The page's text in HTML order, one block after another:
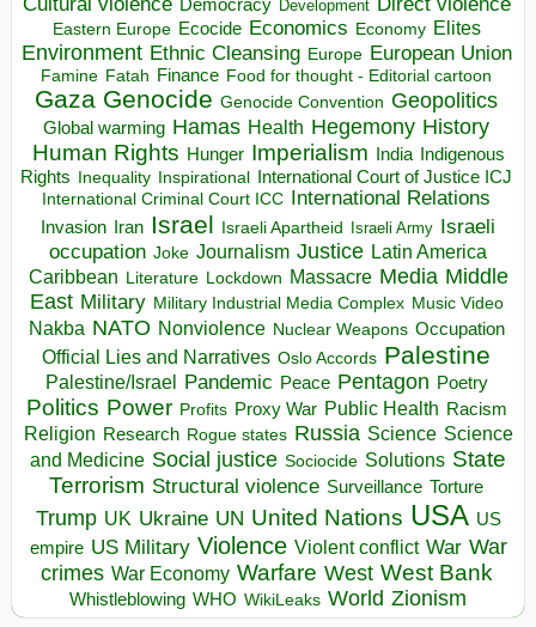
Development
Eastern Europe Ecocide Economics Economy Elites
Environment Ethnic Cleansing Europe European Union
Famine Fatah Finance Food for thought - Editorial cartoon
Gaza Genocide Genocide Convention Geopolitics
Global warming Hamas Health Hegemony History
Human Rights Hunger Imperialism India Indigenous
Rights Inequality Inspirational
International Court of Justice ICJ
International Criminal Court ICC International Relations
Invasion Iran Israel Israeli Apartheid Israeli Army Israeli
occupation Joke Journalism Justice Latin America
Caribbean Literature Lockdown Massacre Media Middle
East Military Military Industrial Media Complex Music Video
Nakba NATO Nonviolence Nuclear Weapons Occupation
Official Lies and Narratives Oslo Accords Palestine
Palestine/Israel Pandemic Peace Pentagon Poetry
Politics Power Profits Proxy War Public Health Racism
Religion Research Rogue states Russia Science Science
and Medicine Social justice Sociocide Solutions State
Terrorism Structural violence Surveillance Torture
Trump UK Ukraine UN United Nations USA US
empire US Military Violence Violent conflict War War
crimes War Economy Warfare West West Bank
Whistleblowing WHO WikiLeaks World Zionism